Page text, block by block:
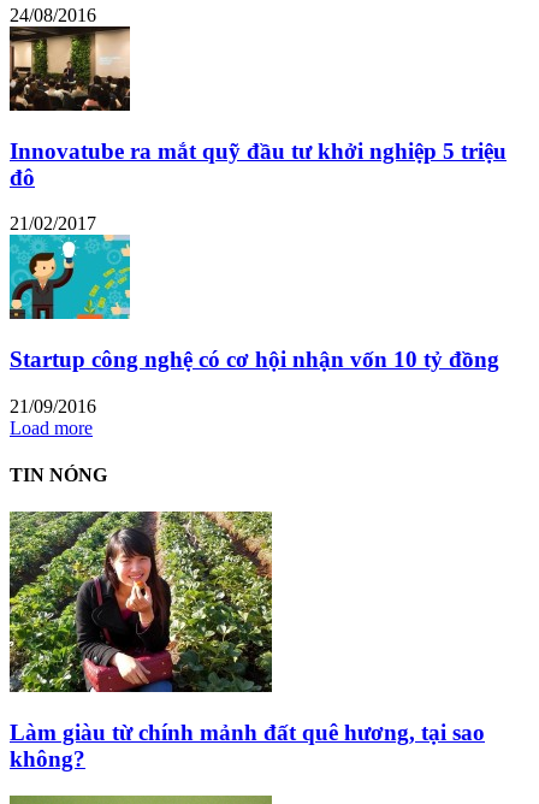
24/08/2016
Innovatube ra mắt quỹ đầu tư khởi nghiệp 5 triệu
đô
21/02/2017
Startup công nghệ có cơ hội nhận vốn 10 tỷ đồng
21/09/2016
Load more
TIN NÓNG
Làm giàu từ chính mảnh đất quê hương, tại sao
không?